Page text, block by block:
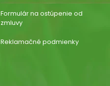
Formulár na ostúpenie od
zmluvy
Reklamačné podmienky